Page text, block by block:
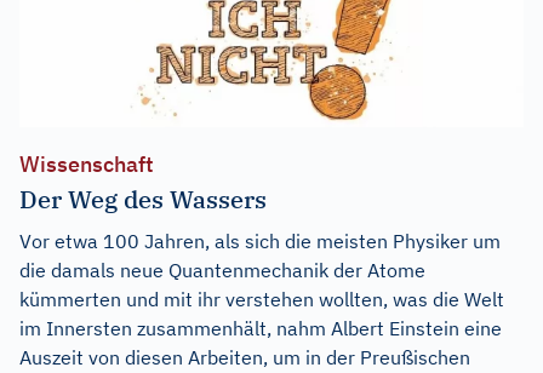
Wissenschaft
Der Weg des Wassers
Vor etwa 100 Jahren, als sich die meisten Physiker um
die damals neue Quantenmechanik der Atome
kümmerten und mit ihr verstehen wollten, was die Welt
im Innersten zusammenhält, nahm Albert Einstein eine
Auszeit von diesen Arbeiten, um in der Preußischen